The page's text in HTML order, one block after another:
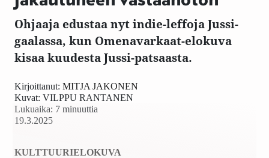
Ohjaaja edustaa nyt indie-leffoja Jussi-
gaalassa, kun Omenavarkaat-elokuva
kisaa kuudesta Jussi-patsaasta.
19.3.2025
Kirjoittanut: MITJA JAKONEN
Kuvat: VILPPU RANTANEN
Lukuaika: 7 minuuttia
KULTTUURIELOKUVA